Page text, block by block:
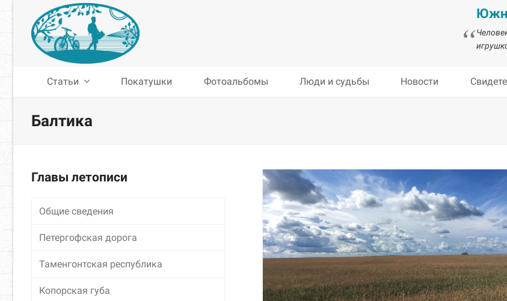
Статьи Покатушки Фотоальбомы Люди и судьбы Новости
Балтика
Главы летописи
Общие сведения
Петергофская дорога
Таменгонтская республика
Копорская губа